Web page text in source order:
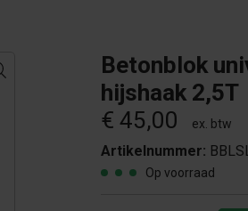
Betonblok
hijshaak 2,5T
€ 45,00
ex. btw
Artikelnummer:
Op voorraad